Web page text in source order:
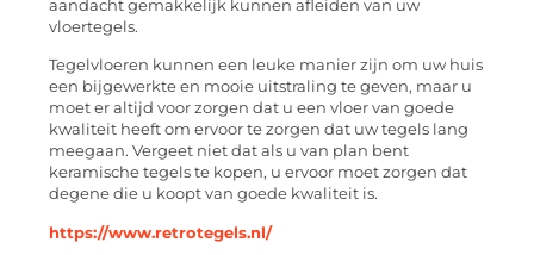
aandacht gemakkelijk kunnen afleiden van uw
vloertegels.
Tegelvloeren kunnen een leuke manier zijn om uw huis
een bijgewerkte en mooie uitstraling te geven, maar u
moet er altijd voor zorgen dat u een vloer van goede
kwaliteit heeft om ervoor te zorgen dat uw tegels lang
meegaan. Vergeet niet dat als u van plan bent
keramische tegels te kopen, u ervoor moet zorgen dat
degene die u koopt van goede kwaliteit is.
https://www.retrotegels.nl/